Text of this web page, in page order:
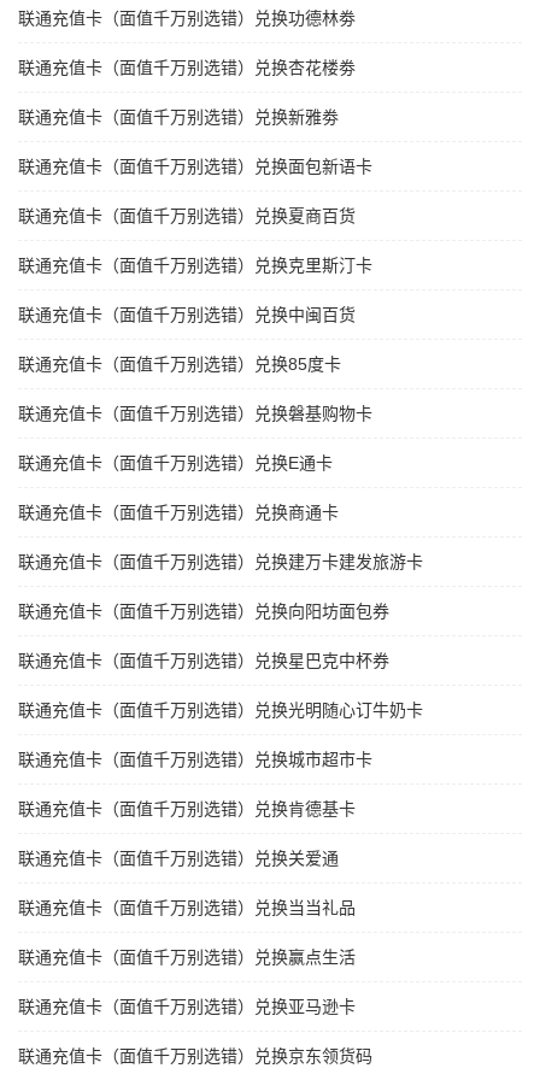
联通充值卡（面值千万别选错）兑换功德林劵
联通充值卡（面值千万别选错）兑换杏花楼劵
联通充值卡（面值千万别选错）兑换新雅劵
联通充值卡（面值千万别选错）兑换面包新语卡
联通充值卡（面值千万别选错）兑换夏商百货
联通充值卡（面值千万别选错）兑换克里斯汀卡
联通充值卡（面值千万别选错）兑换中闽百货
联通充值卡（面值千万别选错）兑换85度卡
联通充值卡（面值千万别选错）兑换磐基购物卡
联通充值卡（面值千万别选错）兑换E通卡
联通充值卡（面值千万别选错）兑换商通卡
联通充值卡（面值千万别选错）兑换建万卡建发旅游卡
联通充值卡（面值千万别选错）兑换向阳坊面包券
联通充值卡（面值千万别选错）兑换星巴克中杯券
联通充值卡（面值千万别选错）兑换光明随心订牛奶卡
联通充值卡（面值千万别选错）兑换城市超市卡
联通充值卡（面值千万别选错）兑换肯德基卡
联通充值卡（面值千万别选错）兑换关爱通
联通充值卡（面值千万别选错）兑换当当礼品
联通充值卡（面值千万别选错）兑换赢点生活
联通充值卡（面值千万别选错）兑换亚马逊卡
联通充值卡（面值千万别选错）兑换京东领货码